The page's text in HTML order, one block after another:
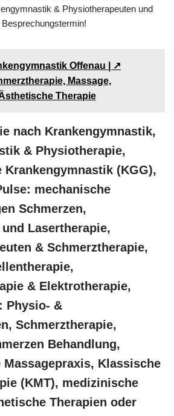
& Physiotherapeuten und
Offenau | ↗️
Massage,
Therapie
nach Krankengymnastik,
& Physiotherapie,
Krankengymnastik (KGG),
mechanische
Schmerzen,
Lasertherapie,
& Schmerztherapie,
& Elektrotherapie,
Physio- &
Schmerztherapie,
Behandlung,
Massagepraxis, Klassische
(KMT), medizinische
Therapien oder